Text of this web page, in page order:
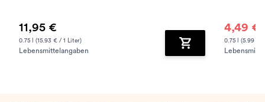
11,95 €
0.75 l (15.93 € / 1 Liter)
Lebensmittelangaben Zum Warenkorb
4,49 €
0.75 l (5.99 € /